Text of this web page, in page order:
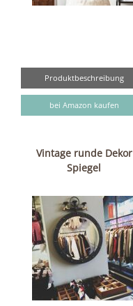
Produktbeschreibung
bei Amazon kaufen
Vintage runde Dekor
Spiegel